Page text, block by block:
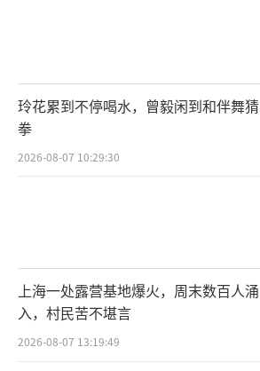
玲花累到不停喝水，曾毅闲到和伴舞猜
拳
2026-08-07 10:29:30
上海一处露营基地爆火，周末数百人涌
入，村民苦不堪言
2026-08-07 13:19:49